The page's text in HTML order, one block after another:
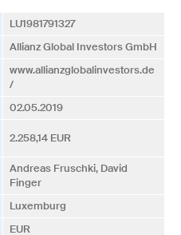
LU1981791327
Allianz Global Investors GmbH
www.allianzglobalinvestors.de
/
02.05.2019
2.258,14 EUR
Andreas Fruschki, David
Finger
Luxemburg
EUR